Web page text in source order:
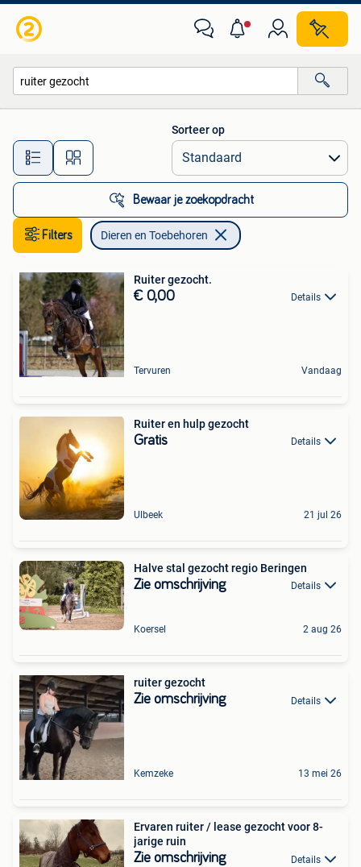
Alle afstanden…
Sorteer op
Bewaar je zoekopdracht
Filters Dieren en Toebehoren
Ruiter gezocht.
€ 0,00 Details
Tervuren Vandaag
Ruiter en hulp gezocht
Gratis Details
Ulbeek 21 jul 26
Halve stal gezocht regio Beringen
Zie omschrijving Details
Koersel 2 aug 26
ruiter gezocht
Zie omschrijving Details
Kemzeke 13 mei 26
Ervaren ruiter / lease gezocht voor 8-
jarige ruin
Zie omschrijving Details